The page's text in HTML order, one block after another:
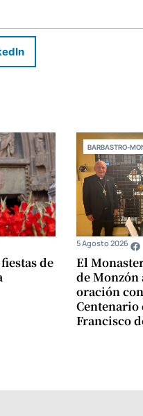
de
BARBASTRO-
El
de
oración
Centenario
Francisco
5 Agosto 2026